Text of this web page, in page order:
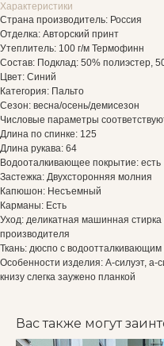
Характеристики
Страна производитель: Россия
Отделка: Авторский принт
Утеплитель: 100 г/м Термофинн
Состав: Подклад: 50% полиэстер,
Цвет: Синий
Категория: Пальто
Сезон: весна/осень/демисезон
Числовые параметры
Длина по спинке: 125
Длина рукава: 64
Водооталкивающее покрытие: есть
Застежка: Двухсторонняя молния
Капюшон: Несъемный
Карманы: Есть
Уход: деликатная машинная
производителя
Ткань: дюспо с
Особенности изделия: А-силуэт, а-
книзу слегка заужено планкой
Вас также могут